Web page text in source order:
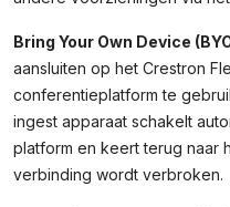
Bring Your Own Device
aansluiten op het Crestron
conferentieplatform te
ingest apparaat schakelt
platform en keert terug naar
verbinding wordt verbroken.